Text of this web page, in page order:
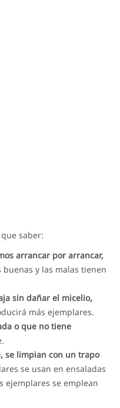
saber:
arrancar por arrancar,
y las malas tienen
sin dañar el micelio,
más ejemplares.
o que no tiene
se limpian con un trapo
se usan en ensaladas
ejemplares se emplean